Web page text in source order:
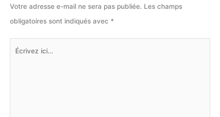
Votre adresse e-mail ne sera pas publiée. Les champs
obligatoires sont indiqués avec *